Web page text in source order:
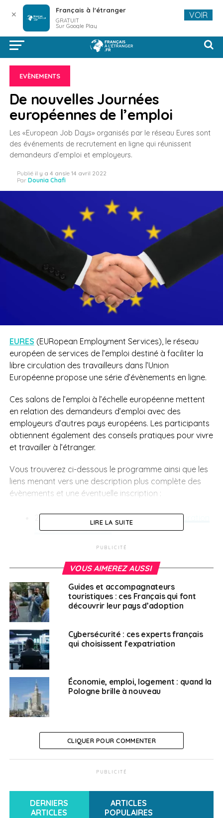
EVÈNEMENTS
De nouvelles Journées
européennes de l’emploi
Les «European Job Days» organisés par le réseau Eures sont
des événements de recrutement en ligne qui réunissent
demandeurs d’emploi et employeurs.
Publié il y a 4 ansle 14 avril 2022
Par Dounia Chafi
EURES (EURopean Employment Services), le réseau
européen de services de l’emploi destiné à faciliter la
libre circulation des travailleurs dans l’Union
Européenne propose une série d’évènements en ligne.
Ces salons de l’emploi à l’échelle européenne mettent
en relation des demandeurs d’emploi avec des
employeurs d’autres pays européens. Les participants
obtiennent également des conseils pratiques pour vivre
et travailler à l’étranger.
Vous trouverez ci-dessous le programme ainsi que les
liens menant vers une description plus complète des
évènements et une éventuelle inscription :
28 avril 2022 –Des emplois dans la restauration
et l’hôtellerie danoise
Des emplois Eures en Europe dans
18 mai 2022 –Emplois au Danemark dans divers
secteurs
19 mai 2022 –Emplois dans le secteur de la
santé, l’enseignement et offres de vétérinaires
en Suède.
25 mai 2022 –Emplois verts en Irlande, dans des
secteurs tels que la construction, l’énergie
environnementale, renouvelable, agriculture et la
production alimentaire.
20 octobre 2022 –
pour des emplois en Pologne
Le réseau des CCI lance un challenge sportif
engagé
LIRE LA SUITE
PUBLICITÉ
VOUS AIMEREZ AUSSI
Guides et accompagnateurs
touristiques : ces Français qui font
découvrir leur pays d’adoption
Cybersécurité : ces experts français
qui choisissent l’expatriation
Économie, emploi, logement : quand la
Pologne brille à nouveau
CLIQUER POUR COMMENTER
PUBLICITÉ
DERNIERS
ARTICLES
ARTICLES
POPULAIRES
✕ Français à l'étranger
GRATUIT
Sur Google Play
VOIR